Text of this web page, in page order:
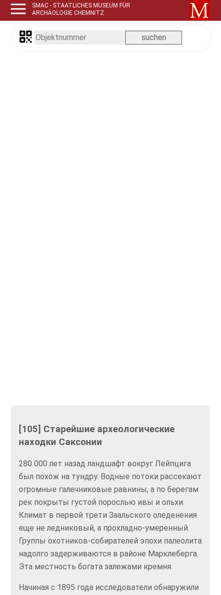
SMAC - STAATLICHES MUSEUM FÜR
ARCHÄOLOGIE CHEMNITZ
[105] Старейшие археологические
находки Саксонии
280 000 лет назад ландшафт вокруг Лейпцига
был похож на тундру. Водные потоки рассекают
огромные галечниковые равнины, а по берегам
рек покрыты густой порослью ивы и ольхи.
Климат в первой трети Заальского оледенения
еще не ледниковый, а прохладно-умеренный.
Группы охотников-собирателей эпохи палеолита
надолго задерживаются в районе Марклеберга.
Эта местность богата залежами кремня.
Начиная с 1895 года исследователи обнаружили